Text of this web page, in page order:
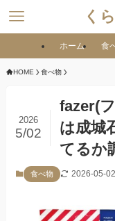
く
ホーム 食
HOME 食べ物
fazer(
は成城
てるか
2026
5/02
食べ物 2026-05-02